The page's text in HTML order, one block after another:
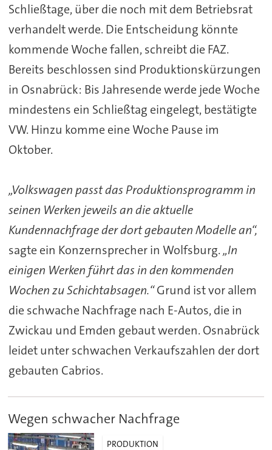
Schließtage, über die noch mit dem Betriebsrat
verhandelt werde. Die Entscheidung könnte
kommende Woche fallen, schreibt die FAZ.
Bereits beschlossen sind Produktionskürzungen
in Osnabrück: Bis Jahresende werde jede Woche
mindestens ein Schließtag eingelegt, bestätigte
VW. Hinzu komme eine Woche Pause im
Oktober.
„Volkswagen passt das Produktionsprogramm in
seinen Werken jeweils an die aktuelle
Kundennachfrage der dort gebauten Modelle an“,
sagte ein Konzernsprecher in Wolfsburg.„In
einigen Werken führt das in den kommenden
Wochen zu Schichtabsagen.“Grund ist vor allem
die schwache Nachfrage nach E-Autos, die in
Zwickau und Emden gebaut werden. Osnabrück
leidet unter schwachen Verkaufszahlen der dort
gebauten Cabrios.
Wegen schwacher Nachfrage
PRODUKTION